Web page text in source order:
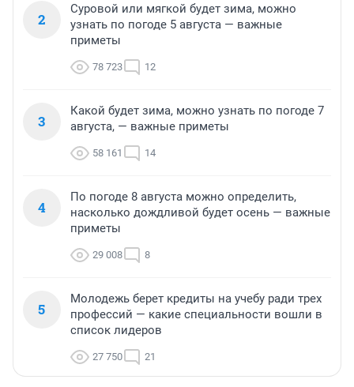
2
Суровой или мягкой будет зима, можно
узнать по погоде 5 августа — важные
приметы
78 723 12
3
Какой будет зима, можно узнать по погоде 7
августа, — важные приметы
58 161 14
4
По погоде 8 августа можно определить,
насколько дождливой будет осень — важные
приметы
29 008 8
5
Молодежь берет кредиты на учебу ради трех
профессий — какие специальности вошли в
список лидеров
27 750 21